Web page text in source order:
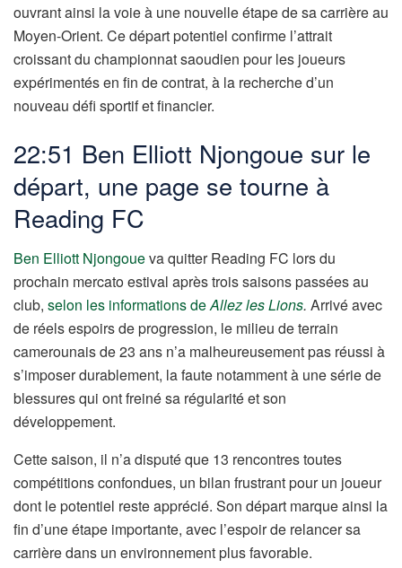
ouvrant ainsi la voie à une nouvelle étape de sa carrière au
Moyen-Orient. Ce départ potentiel confirme l’attrait
croissant du championnat saoudien pour les joueurs
expérimentés en fin de contrat, à la recherche d’un
nouveau défi sportif et financier.
22:51 Ben Elliott Njongoue sur le
départ, une page se tourne à
Reading FC
Ben Elliott Njongoueva quitter Reading FC lors du
prochain mercato estival après trois saisons passées au
club, selon les informations deAllez les Lions. Arrivé avec
de réels espoirs de progression, le milieu de terrain
camerounais de 23 ans n’a malheureusement pas réussi à
s’imposer durablement, la faute notamment à une série de
blessures qui ont freiné sa régularité et son
développement.
Cette saison, il n’a disputé que 13 rencontres toutes
compétitions confondues, un bilan frustrant pour un joueur
dont le potentiel reste apprécié. Son départ marque ainsi la
fin d’une étape importante, avec l’espoir de relancer sa
carrière dans un environnement plus favorable.